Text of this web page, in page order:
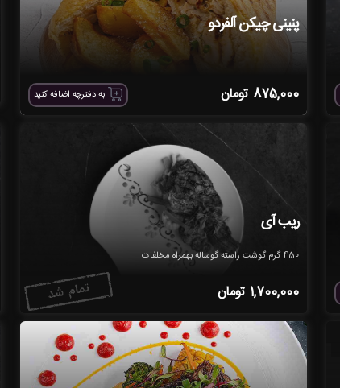
پنینی چیکن آلفردو
875,000 تومان به دفترچه اضافه کنید
ریب آی
450 گرم گوشت راسته گوساله بهمراه مخلفات
1,700,000 تومان